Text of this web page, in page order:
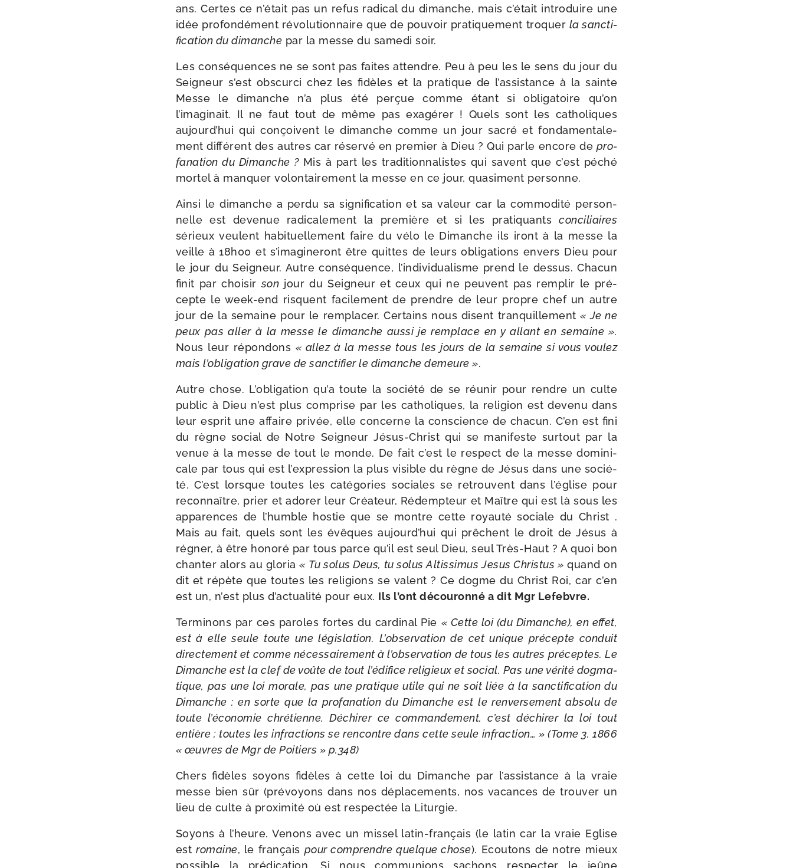
ans. Certes ce n’était pas un refus radi­cal du dimanche, mais c’était intro­duire une
idée pro­fon­dé­ment révo­lu­tion­naire que de pou­voir pra­ti­que­ment tro­quer la sanc­ti­
fi­ca­tion du dimanche par la messe du same­di soir.
Les consé­quences ne se sont pas faites attendre. Peu à peu les le sens du jour du
Seigneur s’est obs­cur­ci chez les fidèles et la pra­tique de l’assistance à la sainte
Messe le dimanche n’a plus été per­çue comme étant si obli­ga­toire qu’on
l’imaginait. Il ne faut tout de même pas exa­gé­rer ! Quels sont les catho­liques
aujourd’hui qui conçoivent le dimanche comme un jour sacré et fon­da­men­ta­le­
ment dif­fé­rent des autres car réser­vé en pre­mier à Dieu ? Qui parle encore de pro­
fa­na­tion du Dimanche ?Mis à part les tra­di­tion­na­listes qui savent que c’est péché
mor­tel à man­quer volon­tai­re­ment la messe en ce jour, qua­si­ment personne.
Ainsi le dimanche a per­du sa signi­fi­ca­tion et sa valeur car la com­mo­di­té per­son­
nelle est deve­nue radi­ca­le­ment la pre­mière et si les pra­ti­quantsconci­liaires
sérieux veulent habi­tuel­le­ment faire du vélo le Dimanche ils iront à la messe la
veille à 18h00 et s’imagineront être quittes de leurs obli­ga­tions envers Dieu pour
le jour du Seigneur. Autre consé­quence, l’individualisme prend le des­sus. Chacun
finit par choi­sirson jour du Seigneur et ceux qui ne peuvent pas rem­plir le pré­
cepte le week-​end risquent faci­le­ment de prendre de leur propre chef un autre
jour de la semaine pour le rem­pla­cer. Certains nous disent tran­quille­ment« Je ne
peux pas aller à la messe le dimanche aus­si je rem­place en y allant en semaine ».
Nous leur répon­dons « allez à la messe tous les jours de la semaine si vous vou­lez
mais l’obligation grave de sanc­ti­fier le dimanche demeure ».
Autre chose. L’obligation qu’a toute la socié­té de se réunir pour rendre un culte
public à Dieu n’est plus com­prise par les catho­liques, la reli­gion est deve­nu dans
leur esprit une affaire pri­vée, elle concerne la conscience de cha­cun. C’en est fini
du règne social de Notre Seigneur Jésus-​Christ qui se mani­feste sur­tout par la
venue à la messe de tout le monde. De fait c’est le res­pect de la messe domi­ni­
cale par tous qui est l’expression la plus visible du règne de Jésus dans une socié­
té. C’est lorsque toutes les caté­go­ries sociales se retrouvent dans l’église pour
recon­naître, prier et ado­rer leur Créateur, Rédempteur et Maître qui est là sous les
appa­rences de l’humble hos­tie que se montre cette royau­té sociale du Christ .
Mais au fait, quels sont les évêques aujourd’hui qui prêchent le droit de Jésus à
régner, à être hono­ré par tous parce qu’il est seul Dieu, seul Très-​Haut ? A quoi bon
chan­ter alors au glo­ria« Tu solus Deus, tu solus Altissimus Jesus Christus » quand on
dit et répète que toutes les reli­gions se valent ? Ce dogme du Christ Roi, car c’en
est un, n’est plus d’actualité pour eux. Ils l’ont décou­ron­né a dit Mgr Lefebvre.
Terminons par ces paroles fortes du car­di­nal Pie « Cette loi (du Dimanche), en effet,
est à elle seule toute une légis­la­tion. L’observation de cet unique pré­cepte conduit
direc­te­ment et comme néces­sai­re­ment à l’observation de tous les autres pré­ceptes. Le
Dimanche est la clef de voûte de tout l’édifice reli­gieux et social. Pas une véri­té dog­ma­
tique, pas une loi morale, pas une pra­tique utile qui ne soit liée à la sanc­ti­fi­ca­tion du
Dimanche : en sorte que la pro­fa­na­tion du Dimanche est le ren­ver­se­ment abso­lu de
toute l’économie chré­tienne. Déchirer ce com­man­de­ment, c’est déchi­rer la loi tout
entière ; toutes les infrac­tions se ren­contre dans cette seule infrac­tion… » (Tome 3. 1866
« œuvres de Mgr de Poitiers » p.348)
Chers fidèles soyons fidèles à cette loi du Dimanche par l’assistance à la vraie
messe bien sûr (pré­voyons dans nos dépla­ce­ments, nos vacances de trou­ver un
lieu de culte à proxi­mi­té où est res­pec­tée la Liturgie.
Soyons à l’heure. Venons avec un mis­sel latin-​français (le latin car la vraie Eglise
estromaine, le fran­çais pour com­prendre quelque chose). Ecoutons de notre mieux
pos­sible la pré­di­ca­tion. Si nous com­mu­nions sachons res­pec­ter le jeûne